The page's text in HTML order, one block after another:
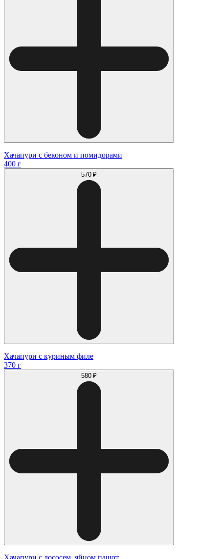
Хачапури с беконом и помидорами
400 г
570 ₽
Хачапури с куриным филе
370 г
580 ₽
Хачапури с лососем, яйцом пашот